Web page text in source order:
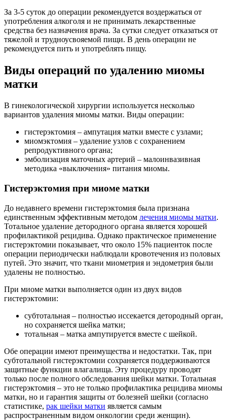
За 3-5 суток до операции рекомендуется воздержаться от
употребления алкоголя и не принимать лекарственные
средства без назначения врача. За сутки следует отказаться от
тяжелой и трудноусвояемой пищи. В день операции не
рекомендуется пить и употреблять пищу.
Виды операций по удалению миомы
матки
В гинекологической хирургии используется несколько
вариантов удаления миомы матки. Виды операции:
гистерэктомия – ампутация матки вместе с узлами;
миомэктомия – удаление узлов с сохранением
репродуктивного органа;
эмболизация маточных артерий – малоинвазивная
методика «выключения» питания миомы.
Гистерэктомия при миоме матки
До недавнего времени гистерэктомия была признана
единственным эффективным методом лечения миомы матки.
Тотальное удаление детородного органа является хорошей
профилактикой рецидива. Однако практическое применение
гистерэктомии показывает, что около 15% пациенток после
операции периодически наблюдали кровотечения из половых
путей. Это значит, что ткани миометрия и эндометрия были
удалены не полностью.
При миоме матки выполняется один из двух видов
гистерэктомии:
субтотальная – полностью иссекается детородный орган,
но сохраняется шейка матки;
тотальная – матка ампутируется вместе с шейкой.
Обе операции имеют преимущества и недостатки. Так, при
субтотальной гистерэктомии сохраняется поддерживаются
защитные функции влагалища. Эту процедуру проводят
только после полного обследования шейки матки. Тотальная
гистерэктомия – это не только профилактика рецидива миомы
матки, но и гарантия защиты от болезней шейки (согласно
статистике, рак шейки матки является самым
распространенным видом онкологии среди женщин).